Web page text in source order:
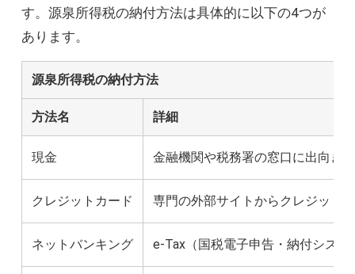
す。源泉所得税の納付方法は具体的に以下の4つが
あります。
源泉所得税の納付方法
方法名 詳細
現金 金融機関や税務署の窓口に出向き
クレジットカード 専門の外部サイトからクレジット
ネットバンキング e-Tax（国税電子申告・納付シス